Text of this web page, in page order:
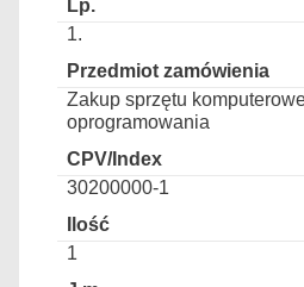
1.
Zakup sprzętu
oprogramowania
30200000-1
1